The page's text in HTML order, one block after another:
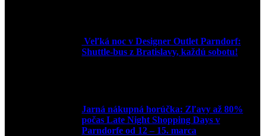
Veľká noc v Designer Outlet Parndorf:
Shuttle-bus z Bratislavy, každú sobotu!
Jarná nákupná horúčka: Zľavy až 80%
počas Late Night Shopping Days v
Parndorfe od 12 – 15. marca